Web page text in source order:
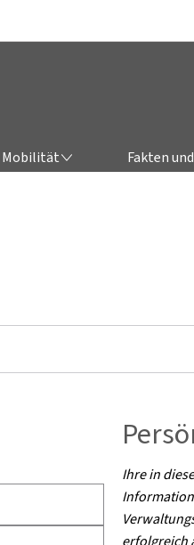
Mobilität
Fakten
Ihre in
erfolgreich